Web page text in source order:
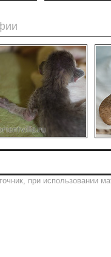
при использовании